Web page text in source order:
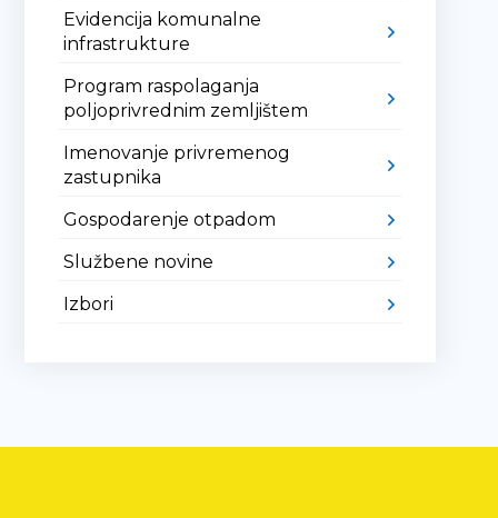
Evidencija komunalne
infrastrukture
Program raspolaganja
poljoprivrednim zemljištem
Imenovanje privremenog
zastupnika
Gospodarenje otpadom
Službene novine
Izbori